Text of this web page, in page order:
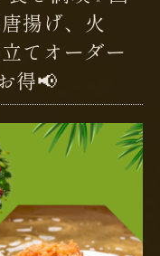
揚げ、火
てオーダー
得📢